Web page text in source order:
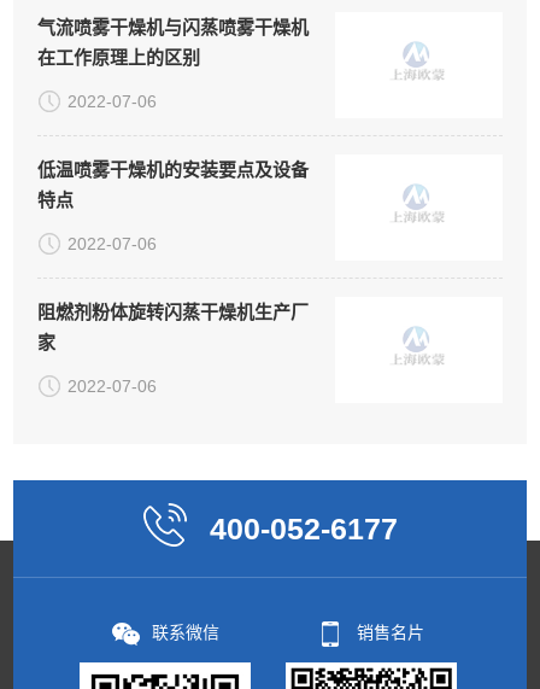
气流喷雾干燥机与闪蒸喷雾干燥机
在工作原理上的区别
2022-07-06
低温喷雾干燥机的安装要点及设备
特点
2022-07-06
阻燃剂粉体旋转闪蒸干燥机生产厂
家
2022-07-06
400-052-6177
联系微信 销售名片